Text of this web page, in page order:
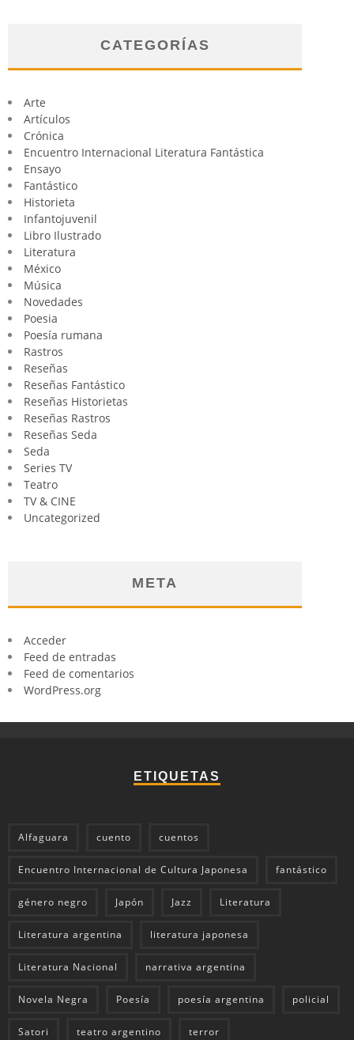
CATEGORÍAS
Arte
Artículos
Crónica
Encuentro Internacional Literatura Fantástica
Ensayo
Fantástico
Historieta
Infantojuvenil
Libro Ilustrado
Literatura
México
Música
Novedades
Poesia
Poesía rumana
Rastros
Reseñas
Reseñas Fantástico
Reseñas Historietas
Reseñas Rastros
Reseñas Seda
Seda
Series TV
Teatro
TV & CINE
Uncategorized
META
Acceder
Feed de entradas
Feed de comentarios
WordPress.org
ETIQUETAS
Alfaguara cuento cuentos
Encuentro Internacional de Cultura Japonesa fantástico
género negro Japón Jazz Literatura
Literatura argentina literatura japonesa
Literatura Nacional narrativa argentina
Novela Negra Poesía poesía argentina policial
Satori teatro argentino terror